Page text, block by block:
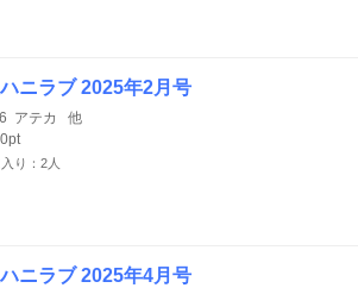
ニラブ 2025年2月号
アテカ 他
り：2人
ニラブ 2025年4月号